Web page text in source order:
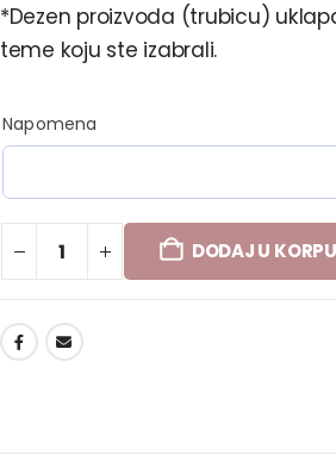
*Dezen proizvoda (trubicu)
teme koju ste izabrali.
Napomena
DODAJ U KORPU